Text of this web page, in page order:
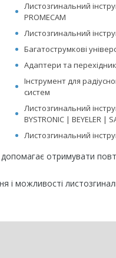
Листозгинальний
PROMECAM
Листозгинальний
Багатострумкові
Адаптери та
Інструмент для
систем
Листозгинальний
BYSTRONIC | BEYELER |
Листозгинальний
допомагає отримувати
і можливості